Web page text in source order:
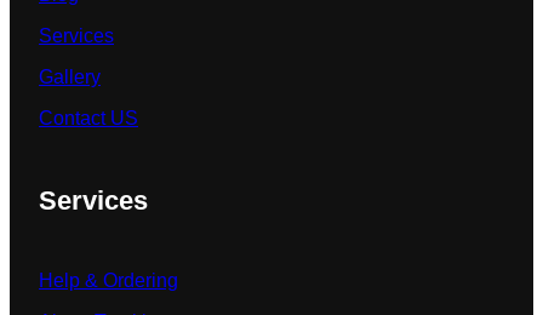
Services
Gallery
Contact US
Services
Help & Ordering